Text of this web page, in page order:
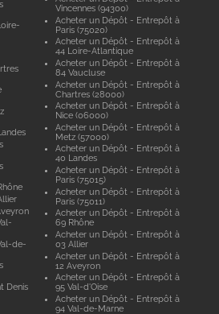
de-
Denis
Vincennes (94300)
Acheter un Dépôt - Entrepôt à
Paris (75020)
Acheter un Dépôt - Entrepôt à
44 Loire-Atlantique
Acheter un Dépôt - Entrepôt à
84 Vaucluse
Acheter un Dépôt - Entrepôt à
Chartres (28000)
Acheter un Dépôt - Entrepôt à
Nice (06000)
Acheter un Dépôt - Entrepôt à
Metz (57000)
Acheter un Dépôt - Entrepôt à
40 Landes
Acheter un Dépôt - Entrepôt à
Paris (75015)
Acheter un Dépôt - Entrepôt à
Paris (75011)
Acheter un Dépôt - Entrepôt à
69 Rhône
Acheter un Dépôt - Entrepôt à
03 Allier
Acheter un Dépôt - Entrepôt à
12 Aveyron
Acheter un Dépôt - Entrepôt à
95 Val-d'Oise
Acheter un Dépôt - Entrepôt à
94 Val-de-Marne